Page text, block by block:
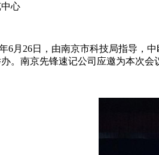
心
6月26日，由南京市科技局指导，
。南京先锋速记公司应邀为本次会